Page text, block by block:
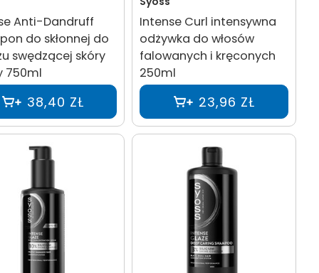
Anti-Dandruff
do skłonnej do
swędzącej skóry
750ml
38,40 ZŁ
Intense Curl intensywna
odżywka do włosów
falowanych i kręconych
250ml
23,96 ZŁ